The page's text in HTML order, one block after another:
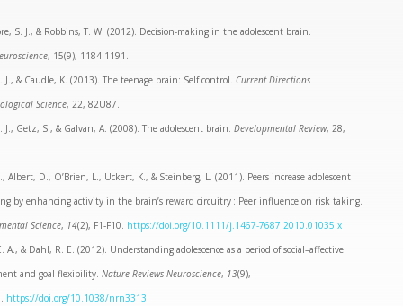
S. J., & Robbins, T. W. (2012). Decision-making in the adolescent brain.
, 15(9), 1184-1191.
J., & Caudle, K. (2013). The teenage brain: Self control. Current Directions
Science, 22, 82U87.
J., Getz, S., & Galvan, A. (2008). The adolescent brain. Developmental Review, 28,
Albert, D., O’Brien, L., Uckert, K., & Steinberg, L. (2011). Peers increase adolescent
by enhancing activity in the brain’s reward circuitry : Peer influence on risk taking.
Science, 14(2), F1‑F10. https://doi.org/10.1111/j.1467-7687.2010.01035.x
A., & Dahl, R. E. (2012). Understanding adolescence as a period of social–affective
and goal flexibility. Nature Reviews Neuroscience, 13(9),
https://doi.org/10.1038/nrn3313